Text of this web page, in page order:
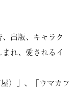
、出版、キャラク
れ、愛されるイ
）」、「ウマカフ